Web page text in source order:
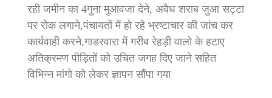
रही जमीन का 4गुना मुआवजा देने, अवैध शराब जुआ सट्टा
पर रोक लगाने,पंचायतों में हो रहे भ्रष्टाचार की जांच कर
कार्यवाही करने,गाडरवारा में गरीब रेहड़ी वालो के हटाए
अतिक्रमण पीड़ितों को उचित जगह दिए जाने सहित
विभिन्न मांगो को लेकर ज्ञापन सौंपा गया